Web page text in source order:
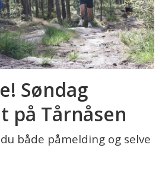
Søndag
på Tårnåsen
både påmelding og selve